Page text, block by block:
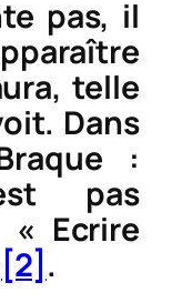
pas, il
telle
Dans
:
pas
Ecrire
[2] .